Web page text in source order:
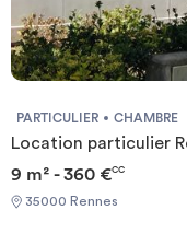
PARTICULIER CHAMBRE
Location particulier
9 m² - 360 €CC
35000 Rennes